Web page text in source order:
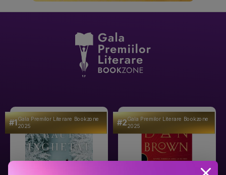
#1Gala Premilor Literare Bookzone
2025 #2Gala Premilor Literare Bookzone
2025